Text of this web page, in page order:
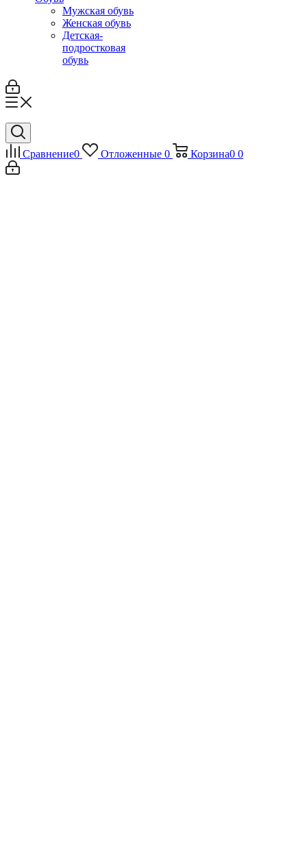
Мужская обувь
Женская обувь
Детская-
подростковая
обувь
Сравнение0 Отложенные 0 Корзина0 0